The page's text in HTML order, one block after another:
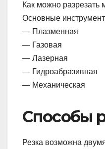
Как можно разрезать
Основные
— Плазменная
— Газовая
— Лазерная
— Гидроабразивная
— Механическая
Способы
Резка возможна